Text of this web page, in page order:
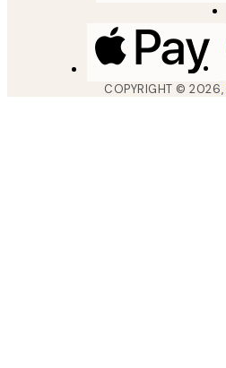
COPYRIGHT ©2026,